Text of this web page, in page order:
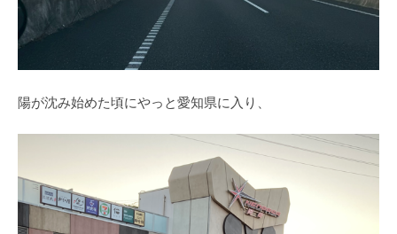
陽が沈み始めた頃にやっと愛知県に入り、